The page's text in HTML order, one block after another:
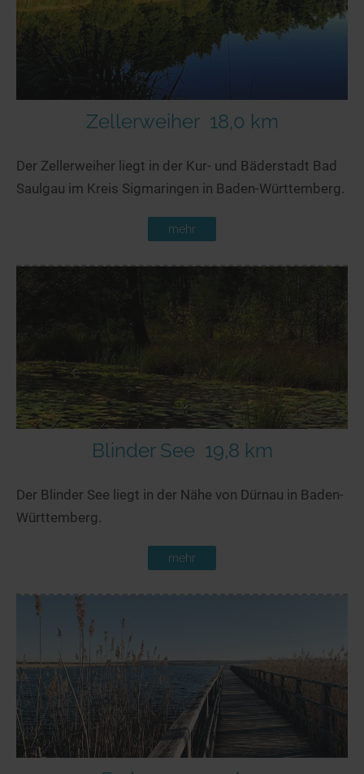
Zellerweiher 18,0 km
Der Zellerweiher liegt in der Kur- und Bäderstadt Bad
Saulgau im Kreis Sigmaringen in Baden-Württemberg.
mehr
Blinder See 19,8 km
Der Blinder See liegt in der Nähe von Dürnau in Baden-
Württemberg.
mehr